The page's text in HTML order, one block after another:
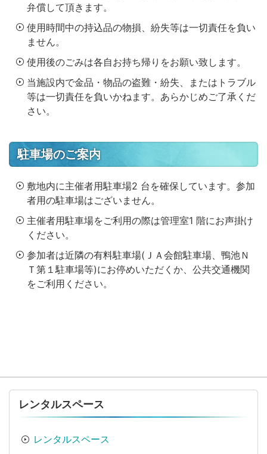
弁償して頂きます。
使用時間中の持込品の物損、紛失等は一切責任を負い
ません。
使用後のごみは各自お持ち帰りをお願い致します。
当施設内で金品・物品の盗難・紛失、またはトラブル
等は一切責任を負いかねます。あらかじめご了承くだ
さい。
駐車場のご案内
敷地内に主催者用駐車場2 台を確保しています。参加
者用の駐車場はございません。
主催者用駐車場をご利用の際は管理室1 階にお声掛け
ください。
参加者は近隣の有料駐車場(ＪＡ会館駐車場、鴨池Ｎ
Ｔ第１駐車場等)にお停めいただくか、公共交通機関
をご利用ください。
レンタルスペース
レンタルスペース